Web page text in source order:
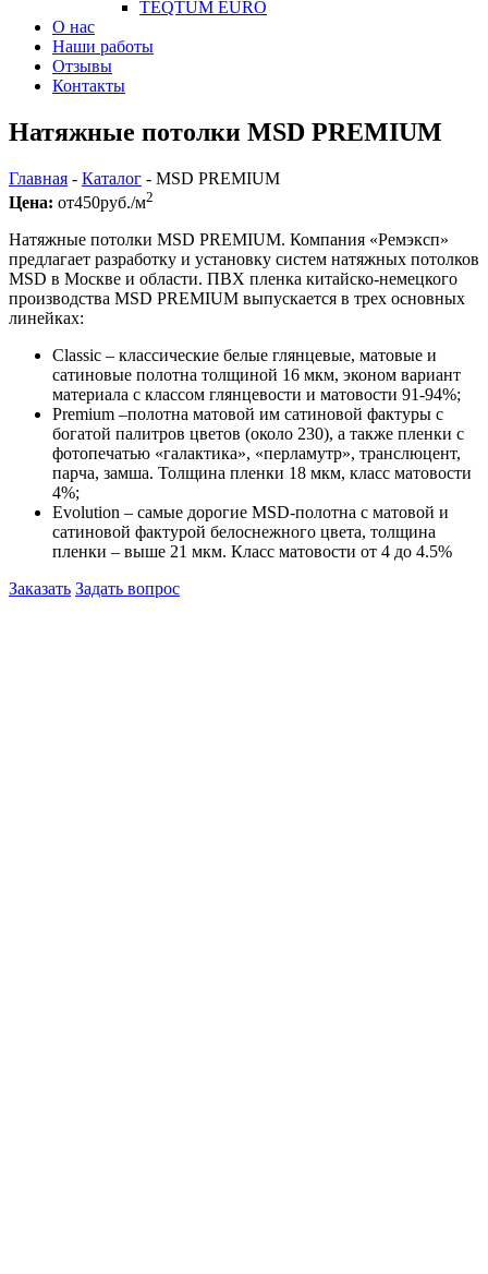
TEQTUM EURO
О нас
Наши работы
Отзывы
Контакты
Натяжные потолки MSD PREMIUM
Главная - Каталог - MSD PREMIUM
Цена: от450руб./м2
Натяжные потолки MSD PREMIUM. Компания «Ремэксп»
предлагает разработку и установку систем натяжных потолков
MSD в Москве и области. ПВХ пленка китайско-немецкого
производства MSD PREMIUM выпускается в трех основных
линейках:
Classic – классические белые глянцевые, матовые и
сатиновые полотна толщиной 16 мкм, эконом вариант
материала с классом глянцевости и матовости 91-94%;
Premium –полотна матовой им сатиновой фактуры с
богатой палитров цветов (около 230), а также пленки с
фотопечатью «галактика», «перламутр», транслюцент,
парча, замша. Толщина пленки 18 мкм, класс матовости
4%;
Evolution – самые дорогие MSD-полотна с матовой и
сатиновой фактурой белоснежного цвета, толщина
пленки – выше 21 мкм. Класс матовости от 4 до 4.5%
Заказать Задать вопрос